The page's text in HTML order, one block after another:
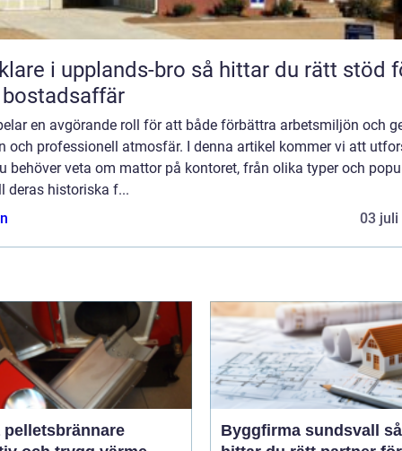
i upplands-bro så hittar du rätt stöd för
en avgörande roll för att både förbättra arbetsmiljön och
och professionell atmosfär. I denna artikel kommer vi att
behöver veta om mattor på kontoret, från olika typer och
deras historiska f...
03 juli
pelletsbrännare
Byggfirma sundsvall så